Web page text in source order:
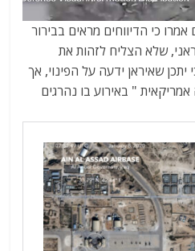
כי הדיווחים מראים בבירור
שלא הצליח לזהות את
יתכן שאיראן ידעה על הפינוי, אך
" באירוע בו נהרגים